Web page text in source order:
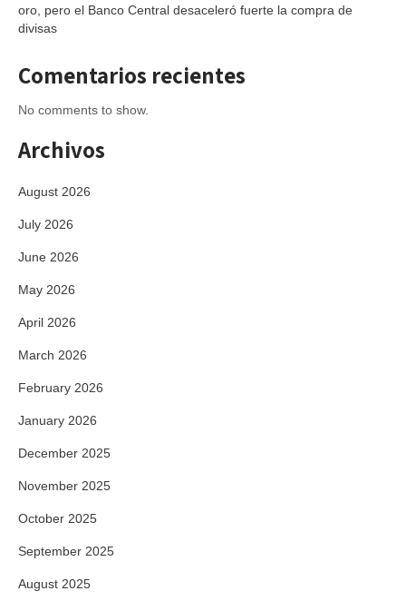
oro, pero el Banco Central desaceleró fuerte la compra de
divisas
Comentarios recientes
No comments to show.
Archivos
August 2026
July 2026
June 2026
May 2026
April 2026
March 2026
February 2026
January 2026
December 2025
November 2025
October 2025
September 2025
August 2025